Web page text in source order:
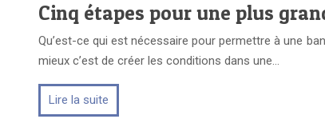
Cinq étapes pour une plus
Qu’est-ce qui est nécessaire pour permettre à une
mieux c’est de créer les conditions dans une…
Lire la suite